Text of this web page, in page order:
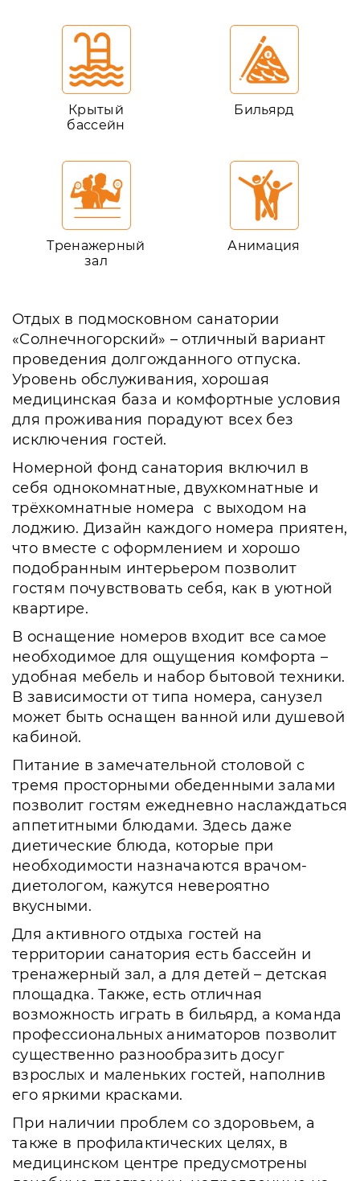
Крытый
бассейн
Бильярд
Тренажерный
зал
Анимация
Отдых в подмосковном санатории
«Солнечногорский» – отличный вариант
проведения долгожданного отпуска.
Уровень обслуживания, хорошая
медицинская база и комфортные условия
для проживания порадуют всех без
исключения гостей.
Номерной фонд санатория включил в
себя однокомнатные, двухкомнатные и
трёхкомнатные номера с выходом на
лоджию. Дизайн каждого номера приятен,
что вместе с оформлением и хорошо
подобранным интерьером позволит
гостям почувствовать себя, как в уютной
квартире.
В оснащение номеров входит все самое
необходимое для ощущения комфорта –
удобная мебель и набор бытовой техники.
В зависимости от типа номера, санузел
может быть оснащен ванной или душевой
кабиной.
Питание в замечательной столовой с
тремя просторными обеденными залами
позволит гостям ежедневно наслаждаться
аппетитными блюдами. Здесь даже
диетические блюда, которые при
необходимости назначаются врачом-
диетологом, кажутся невероятно
вкусными.
Для активного отдыха гостей на
территории санатория есть бассейн и
тренажерный зал, а для детей – детская
площадка. Также, есть отличная
возможность играть в бильярд, а команда
профессиональных аниматоров позволит
существенно разнообразить досуг
взрослых и маленьких гостей, наполнив
его яркими красками.
При наличии проблем со здоровьем, а
также в профилактических целях, в
медицинском центре предусмотрены